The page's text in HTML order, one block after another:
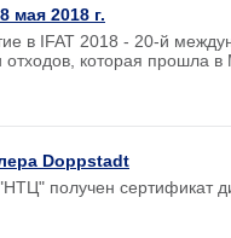
мая 2018 г.
в IFAT 2018 - 20-й
отходов, которая прошла
Doppstadt
получен сертификат